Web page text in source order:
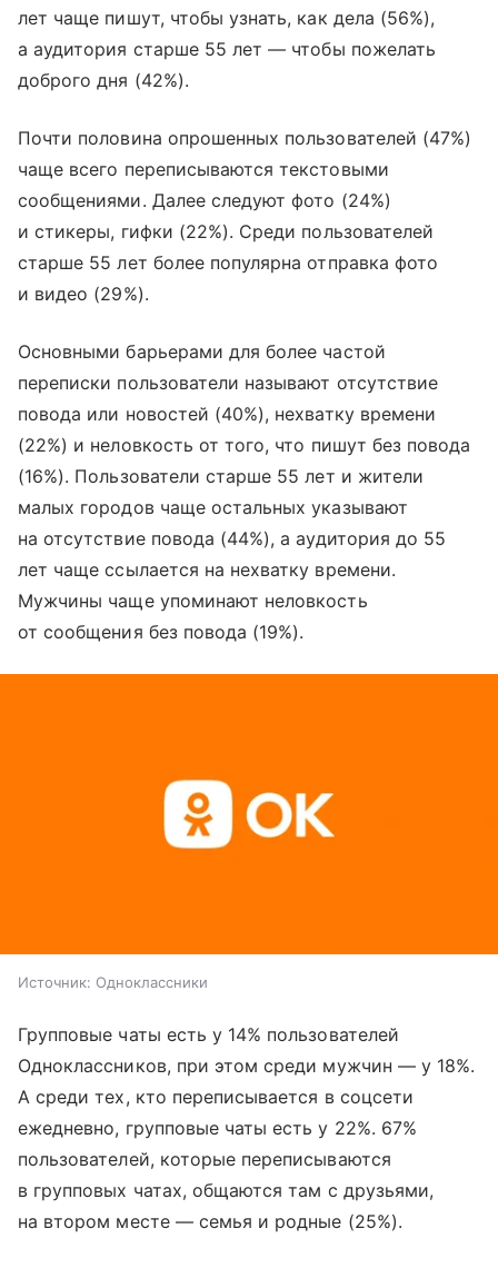
лет чаще пишут, чтобы узнать, как дела (56%),
а аудитория старше 55 лет — чтобы пожелать
доброго дня (42%).
Почти половина опрошенных пользователей (47%)
чаще всего переписываются текстовыми
сообщениями. Далее следуют фото (24%)
и стикеры, гифки (22%). Среди пользователей
старше 55 лет более популярна отправка фото
и видео (29%).
Основными барьерами для более частой
переписки пользователи называют отсутствие
повода или новостей (40%), нехватку времени
(22%) и неловкость от того, что пишут без повода
(16%). Пользователи старше 55 лет и жители
малых городов чаще остальных указывают
на отсутствие повода (44%), а аудитория до 55
лет чаще ссылается на нехватку времени.
Мужчины чаще упоминают неловкость
от сообщения без повода (19%).
Источник: Одноклассники
Групповые чаты есть у 14% пользователей
Одноклассников, при этом среди мужчин — у 18%.
А среди тех, кто переписывается в соцсети
ежедневно, групповые чаты есть у 22%. 67%
пользователей, которые переписываются
в групповых чатах, общаются там с друзьями,
на втором месте — семья и родные (25%).